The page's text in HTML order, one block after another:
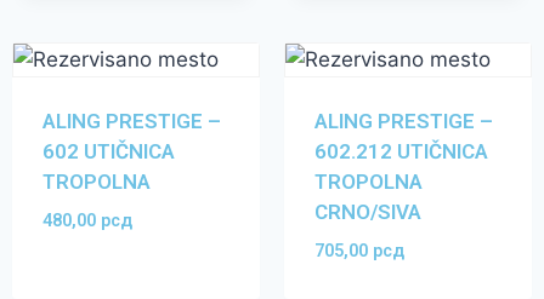
ALING PRESTIGE –
602 UTIČNICA
TROPOLNA
480,00 рсд
ALING PRESTIGE –
602.212 UTIČNICA
TROPOLNA
CRNO/SIVA
705,00 рсд